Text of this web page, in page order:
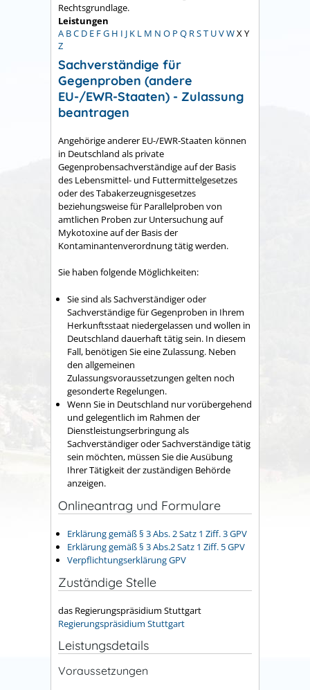
Rechtsgrundlage.
Leistungen
A BC D E FG H I J K L M N O P Q RST UVWX Y
Z
Sachverständige für
Gegenproben (andere
EU-/EWR-Staaten) - Zulassung
beantragen
Angehörige anderer EU-/EWR-Staaten können
in Deutschland als private
Gegenprobensachverständige auf der Basis
des Lebensmittel- und Futtermittelgesetzes
oder des Tabakerzeugnisgesetzes
beziehungsweise für Parallelproben von
amtlichen Proben zur Untersuchung auf
Mykotoxine auf der Basis der
Kontaminantenverordnung tätig werden.
Sie haben folgende Möglichkeiten:
Sie sind als Sachverständiger oder
Sachverständige für Gegenproben in Ihrem
Herkunftsstaat niedergelassen und wollen in
Deutschland dauerhaft tätig sein. In diesem
Fall, benötigen Sie eine Zulassung. Neben
den allgemeinen
Zulassungsvoraussetzungen gelten noch
gesonderte Regelungen.
Wenn Sie in Deutschland nur vorübergehend
und gelegentlich im Rahmen der
Dienstleistungserbringung als
Sachverständiger oder Sachverständige tätig
sein möchten, müssen Sie die Ausübung
Ihrer Tätigkeit der zuständigen Behörde
anzeigen.
Onlineantrag und Formulare
Erklärung gemäß § 3 Abs. 2 Satz 1 Ziff. 3 GPV
Erklärung gemäß § 3 Abs.2 Satz 1 Ziff. 5 GPV
Verpflichtungserklärung GPV
Zuständige Stelle
das Regierungspräsidium Stuttgart
Regierungspräsidium Stuttgart
Leistungsdetails
Voraussetzungen